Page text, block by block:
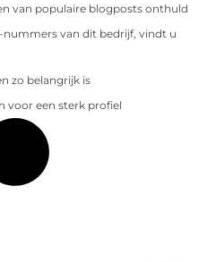
van populaire blogposts onthuld
van dit bedrijf, vindt u
zo belangrijk is
voor een sterk profiel